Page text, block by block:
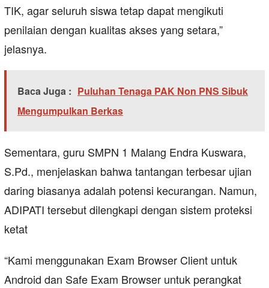
TIK, agar seluruh siswa tetap dapat mengikuti
penilaian dengan kualitas akses yang setara,”
jelasnya.
Baca Juga : Puluhan Tenaga PAK Non PNS Sibuk
Mengumpulkan Berkas
Sementara, guru SMPN 1 Malang Endra Kuswara,
S.Pd., menjelaskan bahwa tantangan terbesar ujian
daring biasanya adalah potensi kecurangan. Namun,
ADIPATI tersebut dilengkapi dengan sistem proteksi
ketat
“Kami menggunakan Exam Browser Client untuk
Android dan Safe Exam Browser untuk perangkat